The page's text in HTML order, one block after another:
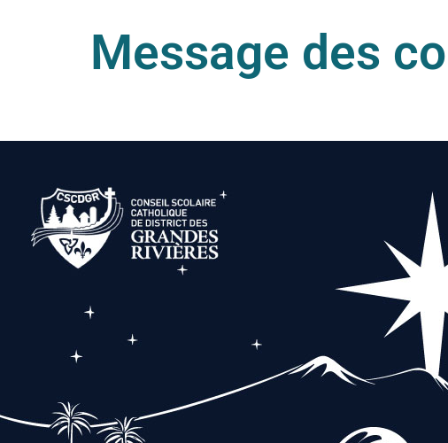
Message des